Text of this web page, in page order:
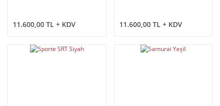
11.600,00 TL + KDV 11.600,00 TL + KDV